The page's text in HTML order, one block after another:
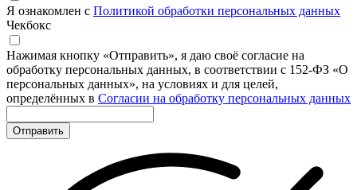
Я ознакомлен с Политикой обработки персональных данных
Чекбокс
Нажимая кнопку «Отправить», я даю своё согласие на
обработку персональных данных, в соответствии с 152-ФЗ «О
персональных данных», на условиях и для целей,
определённых в Согласии на обработку персональных данных
Отправить